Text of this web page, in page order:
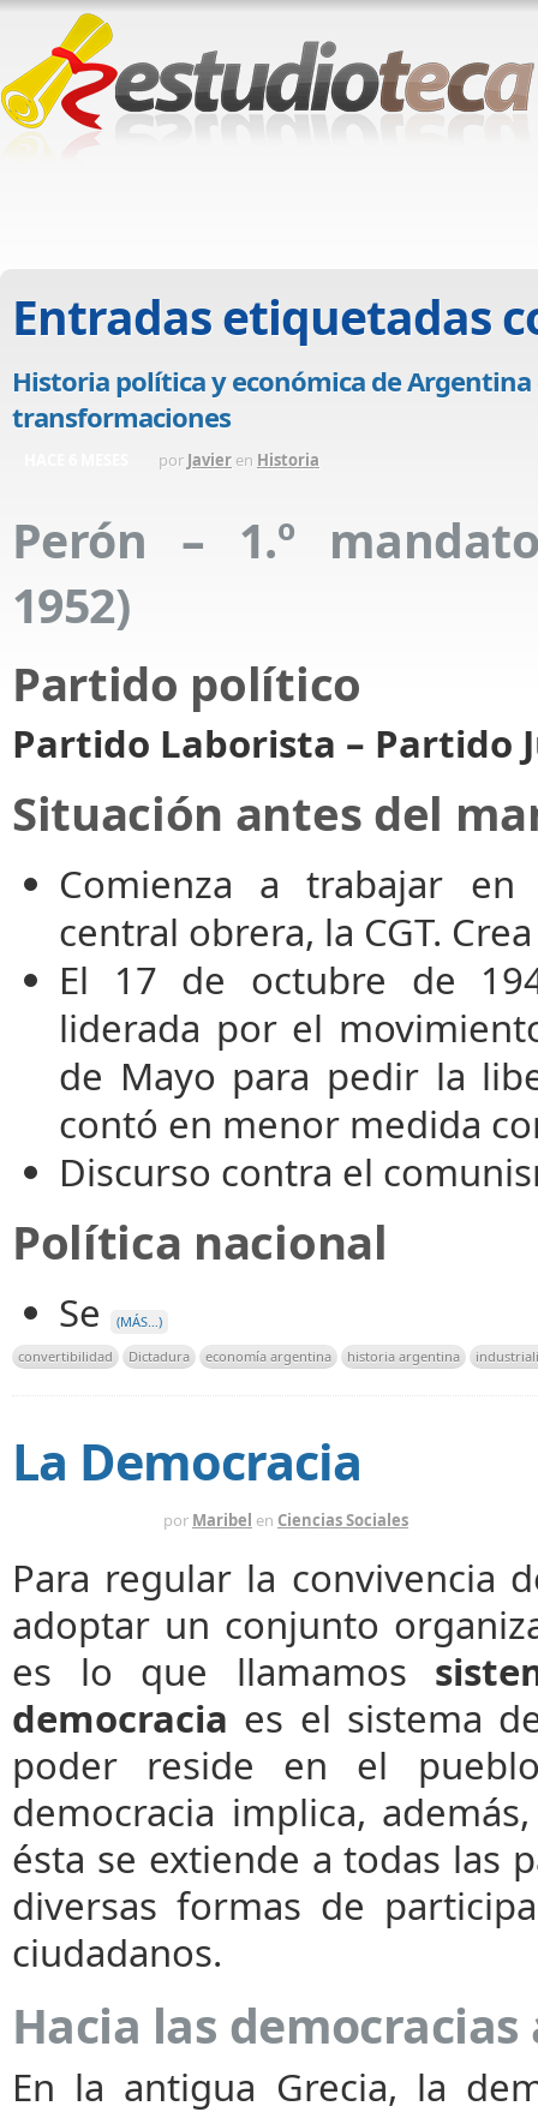
Entradas etiquetadas
Historia política y económica de Argentina
transformaciones
por Javier en Historia
Perón – 1.º
1952)
Partido político
Partido Laborista – Partido
Situación antes del
Comienza a trabajar
central obrera, la CGT.
El 17 de octubre de
liderada por el
de Mayo para pedir la
contó en menor medida
Discurso contra el
Política nacional
Se
(MÁS…)
convertibilidad
Dictadura economía argentina historia argentina
La Democracia
por Maribel en Ciencias Sociales
Para regular la convivencia
adoptar un conjunto
es lo que llamamos
democracia es el sistema
poder reside en el
democracia implica,
ésta se extiende a todas las
diversas formas de
ciudadanos.
Hacia las
En la antigua Grecia, la